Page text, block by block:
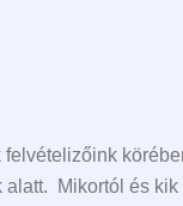
alatt. Mikortól és